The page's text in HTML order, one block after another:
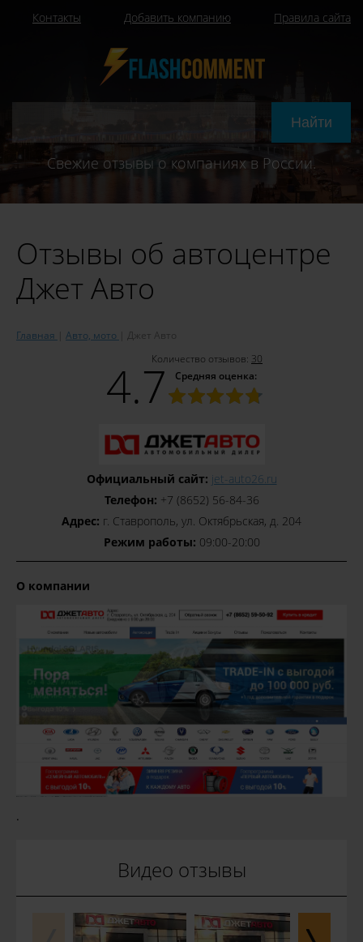
Контакты Добавить компанию Правила сайта
Свежие отзывы о компаниях в России.
Отзывы об автоцентре
Джет Авто
Главная Авто, мото
Джет Авто
Количество отзывов: 30
Средняя оценка:
4.7
Официальный сайт: jet-auto26.ru
Телефон: +7 (8652) 56-84-36
Адрес: г. Ставрополь, ул. Октябрьская, д. 204
Режим работы: 09:00-20:00
О компании
.
Видео отзывы